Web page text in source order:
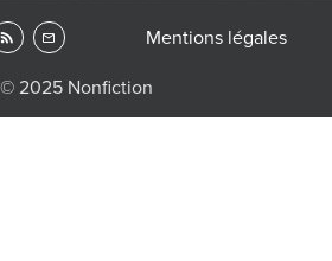
© 2025 Nonfiction
Mentions légales